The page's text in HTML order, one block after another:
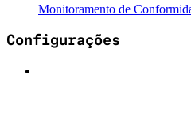
Monitoramento de
Configurações